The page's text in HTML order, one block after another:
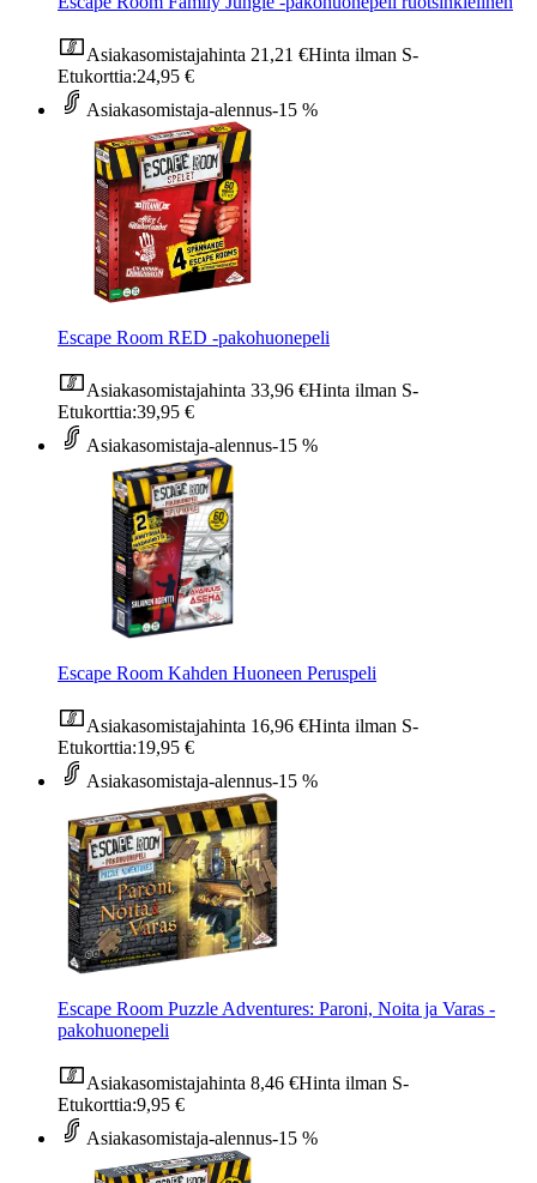
Asiakasomistajahinta 21,21 €Hinta ilman S-
Etukorttia:24,95 €
Asiakasomistaja-alennus-15 %
Escape Room RED -pakohuonepeli
Asiakasomistajahinta 33,96 €Hinta ilman S-
Etukorttia:39,95 €
Asiakasomistaja-alennus-15 %
Escape Room Kahden Huoneen Peruspeli
Asiakasomistajahinta 16,96 €Hinta ilman S-
Etukorttia:19,95 €
Asiakasomistaja-alennus-15 %
Escape Room Puzzle Adventures: Paroni, Noita ja Varas -
pakohuonepeli
Asiakasomistajahinta 8,46 €Hinta ilman S-
Etukorttia:9,95 €
Asiakasomistaja-alennus-15 %